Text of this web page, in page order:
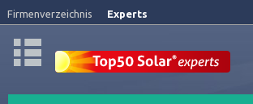
Firmenverzeichnis Experts